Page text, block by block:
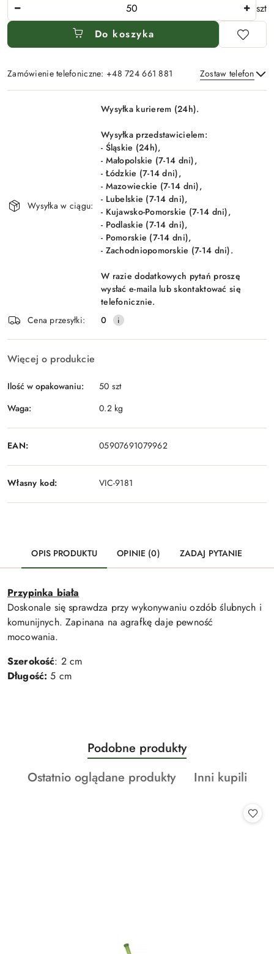
szt
Do koszyka
Zamówienie telefoniczne: +48 724 661 881 Zostaw telefon
Wyślij
Wysyłka w ciągu:
Wysyłka kurierem (24h).
Wysyłka przedstawicielem:
- Śląskie (24h),
- Małopolskie (7-14 dni),
- Łódzkie (7-14 dni),
- Mazowieckie (7-14 dni),
- Lubelskie (7-14 dni),
- Kujawsko-Pomorskie (7-14 dni),
- Podlaskie (7-14 dni),
- Pomorskie (7-14 dni),
- Zachodniopomorskie (7-14 dni).
W razie dodatkowych pytań proszę
wysłać e-maila lub skontaktować się
telefonicznie.
Cena przesyłki:
0
Więcej o produkcie
Ilość w opakowaniu:
50 szt
Waga:
0.2 kg
EAN: 05907691079962
Własny kod: VIC-9181
OPIS PRODUKTU OPINIE (0) ZADAJ PYTANIE
Przypinka biała
Doskonale się sprawdza przy wykonywaniu ozdób ślubnych i
komunijnych. Zapinana na agrafkę daje pewność
mocowania.
Szerokość: 2 cm
Długość: 5 cm
Pomiń karuzelę produktów
Produkty
o
statusie:
Podobne produkty
Produkty
Ostatnio oglądane produkty
Produkty
Inni kupili